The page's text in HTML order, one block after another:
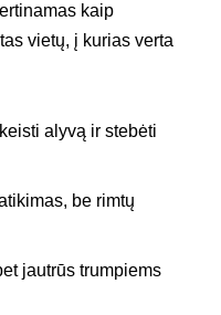
kaip
vietų, į kurias verta
alyvą ir stebėti
be rimtų
jautrūs trumpiems